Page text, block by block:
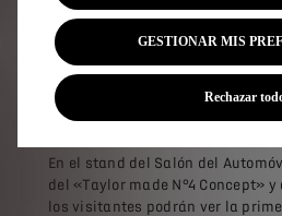
Esta edición limitada DS
en los modelos DS 3, N°4 y DS
los modelos de serie y el equipo
lleva más de 10 años
Mundial de Fórmula E, en el que
cuatro títulos: dos de pilotos y
En el stand del Salón del
del «Taylor made N°4 Concept» y
los visitantes podrán ver la
GESTIONAR MIS
Rechazar